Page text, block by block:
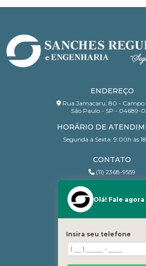
ENDEREÇO
Rua Jamacaru, 80 - Campo
São Paulo - SP - 04689-
HORÁRIO DE
Segunda à Sexta: 9:00h às
CONTATO
(11) 2368-9559
Quem Somos
Blog
Olá! Fale
Insira seu telefone